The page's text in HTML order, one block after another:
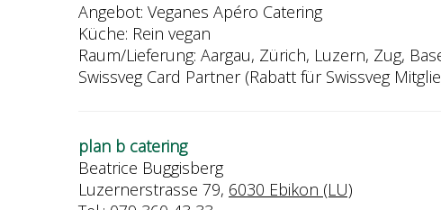
Angebot: Veganes Apéro Catering
Küche: Rein vegan
Raum/Lieferung: Aargau, Zürich, Luzern, Zug,
Swissveg Card Partner (Rabatt für Swissveg
plan b catering
Beatrice Buggisberg
Luzernerstrasse 79, 6030 Ebikon (LU)